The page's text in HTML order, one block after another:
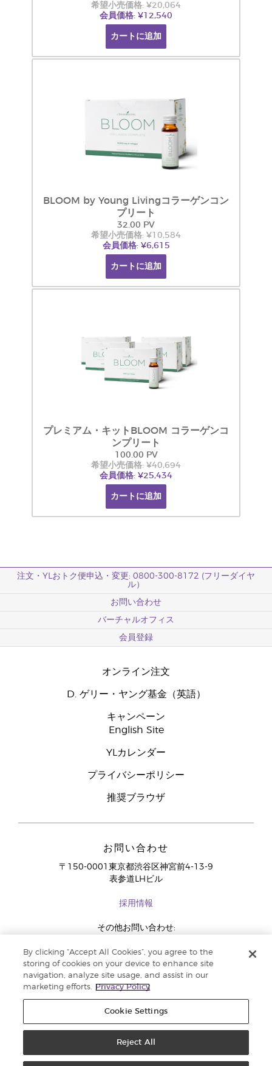
希望小売価格: ¥20,064
会員価格: ¥12,540
カートに追加
BLOOM by Young Livingコラーゲンコン
プリート
32.00 PV
希望小売価格: ¥10,584
会員価格: ¥6,615
カートに追加
プレミアム・キットBLOOM コラーゲンコ
ンプリート
100.00 PV
希望小売価格: ¥40,694
会員価格: ¥25,434
カートに追加
注文・YLおトク便申込・変更: 0800-300-8172 (フリーダイヤ
ル）
お問い合わせ
バーチャルオフィス
会員登録
オンライン注文
D. ゲリー・ヤング基金（英語）
キャンペーン
English Site
YLカレンダー
プライバシーポリシー
推奨ブラウザ
お問い合わせ
〒150-0001東京都渋谷区神宮前4-13-9
表参道LHビル
採用情報
その他お問い合わせ:
By clicking “Accept All Cookies”, you agree to the
storing of cookies on your device to enhance site
navigation, analyze site usage, and assist in our
marketing efforts.
Privacy Policy
Cookie Settings
Reject All